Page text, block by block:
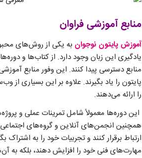
منابع آموزشی فراوان
آموزش پایتون نوجوان به یکی از روش‌های
یادگیری این زبان وجود دارد. از کتاب‌ها و
منابع دسترسی پیدا کنند. این وفور منابع
پایتون را یاد بگیرند. علاوه بر این بسیاری
را ارائه می‌دهند.
این دوره‌ها معمولاً شامل تمرینات عملی و
همچنین انجمن‌های آنلاین و گروه‌های اجتماعی
ارتباط برقرار کنند و تجربیات خود را به
مهارت‌های فنی خود را افزایش دهند، بلکه به